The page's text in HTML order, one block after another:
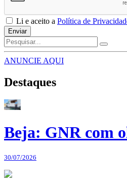
Li e aceito a Política de
Enviar
ANUNCIE AQUI
Destaques
Beja: GNR com
30/07/2026